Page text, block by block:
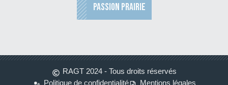
PASSION PRAIRIE
RAGT 2024 - Tous droits réservés
Politique de confidentialité
Mentions légales